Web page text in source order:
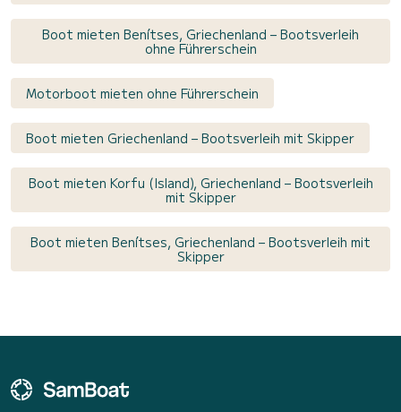
Boot mieten Benítses, Griechenland – Bootsverleih
ohne Führerschein
Motorboot mieten ohne Führerschein
Boot mieten Griechenland – Bootsverleih mit Skipper
Boot mieten Korfu (Island), Griechenland – Bootsverleih
mit Skipper
Boot mieten Benítses, Griechenland – Bootsverleih mit
Skipper